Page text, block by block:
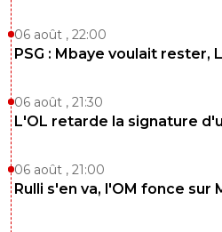
06 août , 22:00
PSG : Mbaye voulait rester,
06 août , 21:30
L'OL retarde la signature
06 août , 21:00
Rulli s'en va, l'OM fonce sur